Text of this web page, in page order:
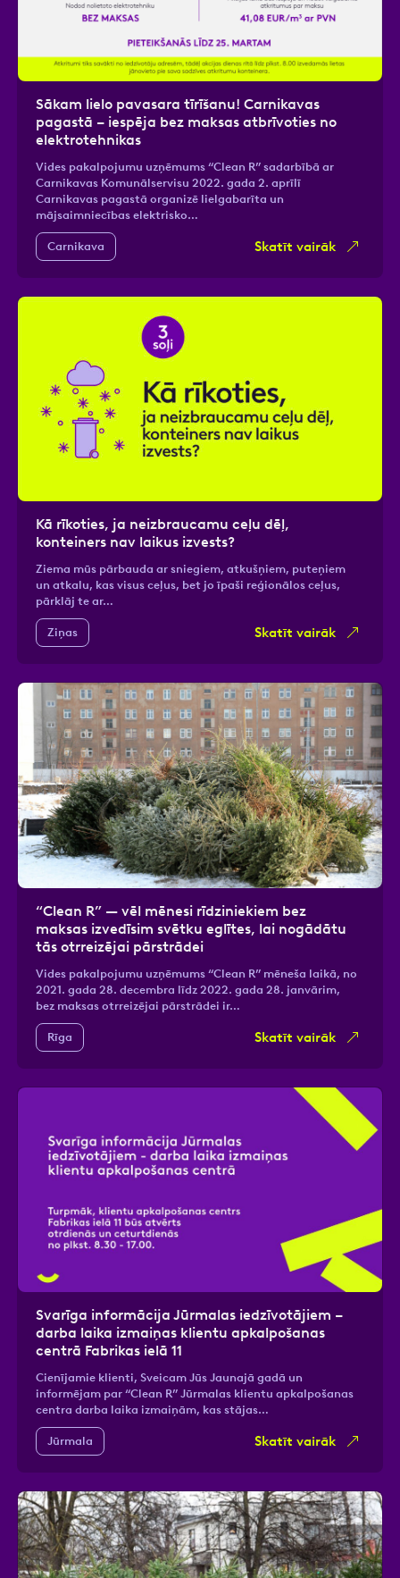
Sākam lielo pavasara tīrīšanu! Carnikavas
pagastā – iespēja bez maksas atbrīvoties no
elektrotehnikas
Vides pakalpojumu uzņēmums “Clean R” sadarbībā ar
Carnikavas Komunālservisu 2022. gada 2. aprīlī
Carnikavas pagastā organizē lielgabarīta un
mājsaimniecības elektrisko…
Carnikava Skatīt vairāk
Kā rīkoties, ja neizbraucamu ceļu dēļ,
konteiners nav laikus izvests?
Ziema mūs pārbauda ar sniegiem, atkušņiem, puteņiem
un atkalu, kas visus ceļus, bet jo īpaši reģionālos ceļus,
pārklāj te ar…
Ziņas Skatīt vairāk
“Clean R” — vēl mēnesi rīdziniekiem bez
maksas izvedīsim svētku eglītes, lai nogādātu
tās otrreizējai pārstrādei
Vides pakalpojumu uzņēmums “Clean R” mēneša laikā, no
2021. gada 28. decembra līdz 2022. gada 28. janvārim,
bez maksas otrreizējai pārstrādei ir…
Rīga Skatīt vairāk
Svarīga informācija Jūrmalas iedzīvotājiem –
darba laika izmaiņas klientu apkalpošanas
centrā Fabrikas ielā 11
Cienījamie klienti, Sveicam Jūs Jaunajā gadā un
informējam par “Clean R” Jūrmalas klientu apkalpošanas
centra darba laika izmaiņām, kas stājas…
Jūrmala Skatīt vairāk